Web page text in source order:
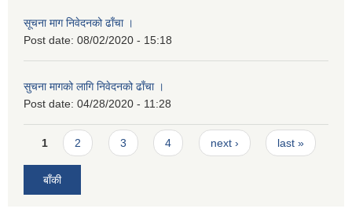
सूचना माग निवेदनको ढाँचा ।
Post date: 08/02/2020 - 15:18
सुचना मागको लागि निवेदनको ढाँचा ।
Post date: 04/28/2020 - 11:28
Pages
1 2 3 4 next › last »
बाँकी